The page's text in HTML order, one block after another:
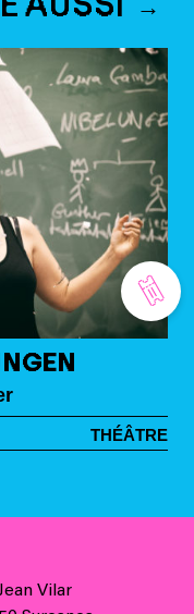
THÉÂTRE
Vilar